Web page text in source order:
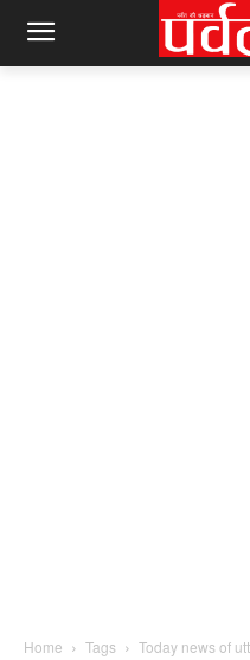
Home Tags Today news of